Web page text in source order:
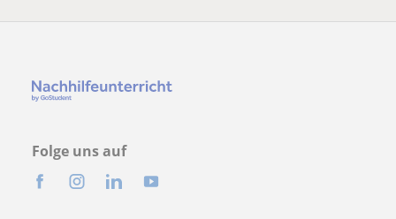
Folge uns auf